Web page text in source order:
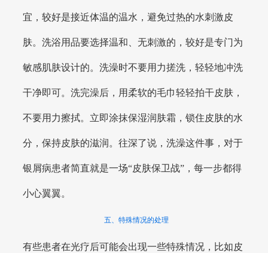
宜，较好是接近体温的温水，避免过热的水刺激皮
肤。洗浴用品要选择温和、无刺激的，较好是专门为
敏感肌肤设计的。洗澡时不要用力搓洗，轻轻地冲洗
干净即可。洗完澡后，用柔软的毛巾轻轻拍干皮肤，
不要用力擦拭。立即涂抹保湿润肤霜，锁住皮肤的水
分，保持皮肤的滋润。往深了说，洗澡这件事，对于
银屑病患者简直就是一场“皮肤保卫战”，每一步都得
小心翼翼。
五、特殊情况的处理
有些患者在光疗后可能会出现一些特殊情况，比如皮